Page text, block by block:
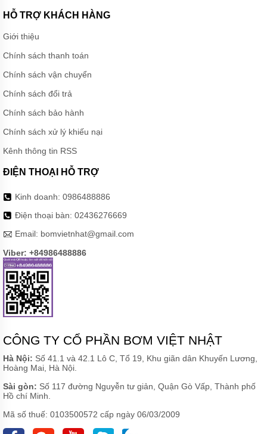
HỖ TRỢ KHÁCH HÀNG
Giới thiệu
Chính sách thanh toán
Chính sách vận chuyển
Chính sách đổi trả
Chính sách bảo hành
Chính sách xử lý khiếu nại
Kênh thông tin RSS
ĐIỆN THOẠI HỖ TRỢ
Kinh doanh: 0986488886
Điện thoại bàn: 02436276669
Email: bomvietnhat@gmail.com
Viber: +84986488886
CÔNG TY CỔ PHẦN BƠM VIỆT NHẬT
Hà Nội: Số 41.1 và 42.1 Lô C, Tổ 19, Khu giãn dân Khuyến Lương,
Hoàng Mai, Hà Nội.
Sài gòn: Số 117 đường Nguyễn tư giản, Quận Gò Vấp, Thành phố
Hồ chí Minh.
Mã số thuế: 0103500572 cấp ngày 06/03/2009